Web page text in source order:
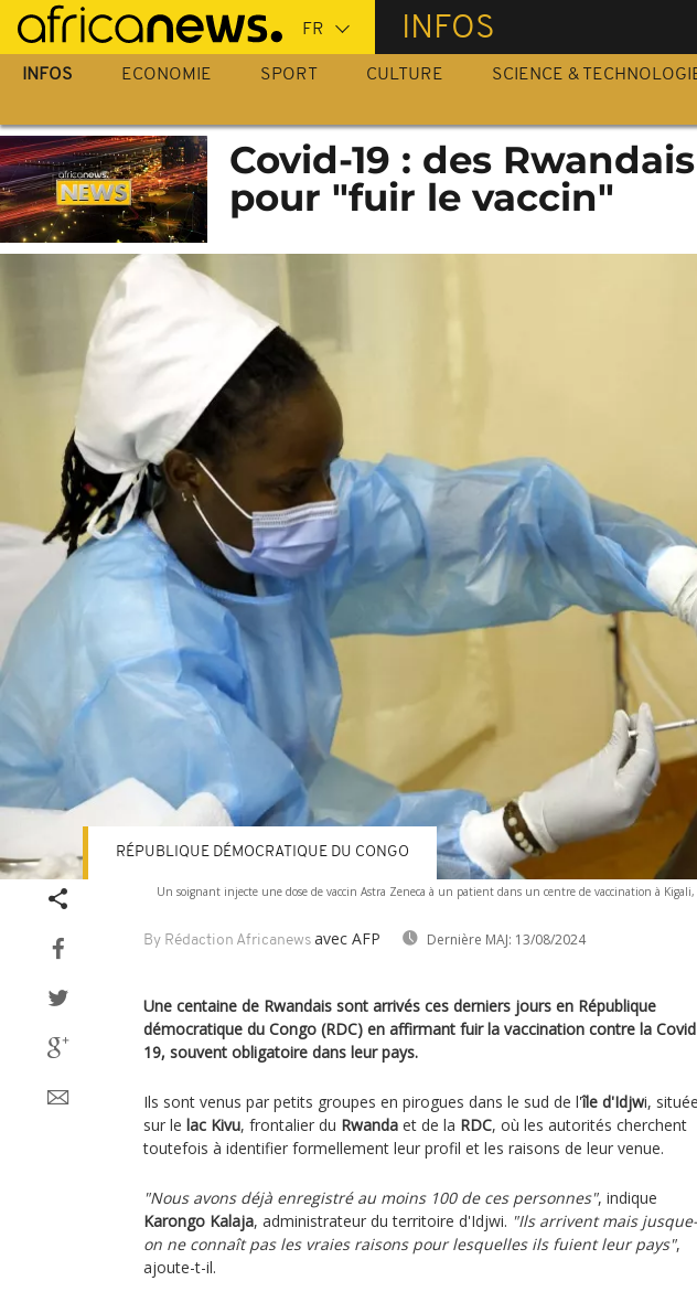
Passer
au
contenu
INFOS
INFOS ECONOMIE SPORT CULTURE SCIENCE &
Covid-19 : des
pour "fuir le vaccin"
Un soignant injecte une dose de vaccin Astra Zeneca à un patient dans un centre de vaccination à
By Rédaction Africanews avec AFP Dernière MAJ: 13/08/2024
RÉPUBLIQUE DÉMOCRATIQUE DU CONGO
Une centaine de Rwandais sont arrivés ces derniers jours en République
démocratique du Congo (RDC) en affirmant fuir la vaccination contre la
19, souvent obligatoire dans leur pays.
Ils sont venus par petits groupes en pirogues dans le sud de l'île d'Idjwi, située
sur le lac Kivu, frontalier du Rwanda et de la RDC, où les autorités cherchent
toutefois à identifier formellement leur profil et les raisons de leur venue.
"Nous avons déjà enregistré au moins 100 de ces personnes", indique
Karongo Kalaja, administrateur du territoire d'Idjwi. "Ils arrivent mais
on ne connaît pas les vraies raisons pour lesquelles ils fuient leur pays",
ajoute-t-il.